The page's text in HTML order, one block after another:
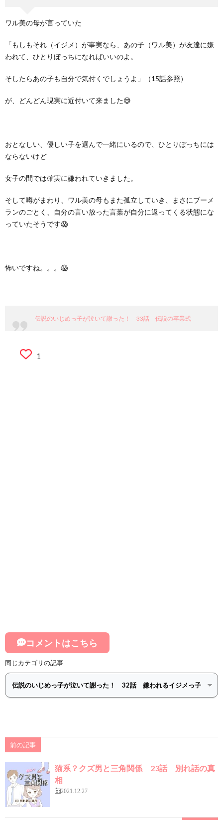
ワル美の母が言っていた
「もしもそれ（イジメ）が事実なら、あの子（ワル美）が友達に嫌
われて、ひとりぼっちになればいいのよ。
そしたらあの子も自分で気付くでしょうよ」（15話参照）
が、どんどん現実に近付いて来ました😅
おとなしい、優しい子を選んで一緒にいるので、ひとりぼっちには
ならないけど
女子の間では確実に嫌われていきました。
そして噂がまわり、ワル美の母もまた孤立していき、まさにブーメ
ランのごとく、自分の言い放った言葉が自分に返ってくる状態にな
っていたそうです😱
怖いですね。。。😱
伝説のいじめっ子が泣いて謝った！ 33話 伝説の卒業式
1
コメントはこちら
同じカテゴリの記事
前の記事
猫系？クズ男と三角関係 23話 別れ話の真
相
2021.12.27